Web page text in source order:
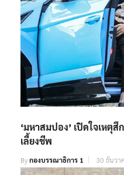
‘มหาสมปอง’ เปิดใจเหตุ
เลี้ยงชีพ
Byกองบรรณาธิการ 1 30 ธันวา